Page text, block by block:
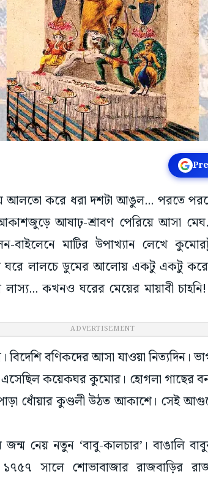
আলতো করে ধরা দশটা আঙুল... পরতে
আকাশজুড়ে আষাঢ়-শ্রাবণ পেরিয়ে আসা
বাইলেনে মাটির উপাখ্যান লেখে
ঘরে লালচে ডুমের আলোয় একটু একটু করে
কখনও ঘরের মেয়ের মায়াবী চাহনি!
বণিকদের আসা যাওয়া নিত্যদিন।
কয়েকঘর কুমোর। হোগলা গাছের
ধোঁয়ার কুণ্ডলী উঠত আকাশে। সেই
নেয় নতুন ‘বাবু-কালচার’। বাঙালি
১৭৫৭ সালে শোভাবাজার রাজবাড়ির
বাবুরা প্রায় প্রত্যেকেই সে পথে